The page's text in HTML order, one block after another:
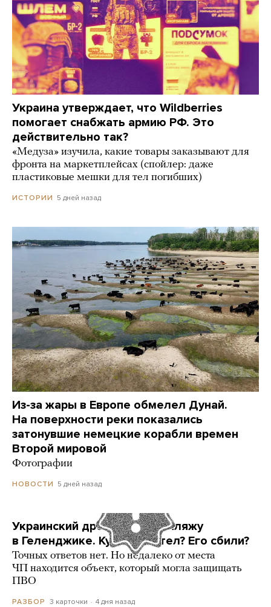
Украина утверждает, что Wildberries
помогает снабжать армию РФ. Это
действительно так?
«Медуза» изучила, какие товары заказывают для
фронта на маркетплейсах (спойлер: даже
пластиковые мешки для тел погибших)
ИСТОРИИ 5 дней назад
Из-за жары в Европе обмелел Дунай.
На поверхности реки показались
затонувшие немецкие корабли времен
Второй мировой
Фотографии
НОВОСТИ 5 дней назад
Украинский дрон попал по пляжу
в Геленджике. Куда он летел? Его сбили?
Точных ответов нет. Но недалеко от места
ЧП находится объект, который могла защищать
ПВО
РАЗБОР 3 карточки 4 дня назад